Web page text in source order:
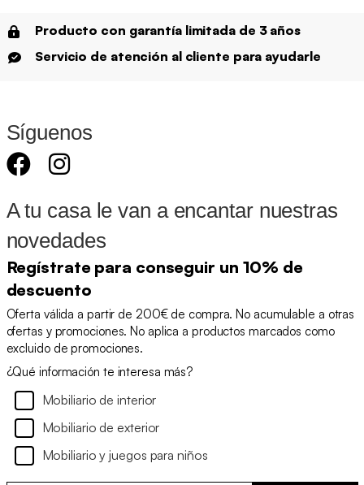
Producto con garantía limitada de 3 años
Servicio de atención al cliente para ayudarle
Síguenos
A tu casa le van a encantar nuestras
novedades
Regístrate para conseguir un 10% de
descuento
Oferta válida a partir de 200€ de compra. No acumulable a otras
ofertas y promociones. No aplica a productos marcados como
excluido de promociones.
¿Qué información te interesa más?
Mobiliario de interior
Mobiliario de exterior
Mobiliario y juegos para niños